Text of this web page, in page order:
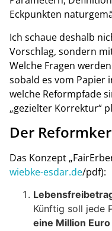
Eckpunkten
Ich schaue deshalb
Vorschlag, sondern
Welche Fragen
sobald es vom Papier
welche Reformpfade
„gezielter Korrektur“
Der
Das Konzept
wiebke-esdar.de/pdf):
Künftig soll jede
eine Million Euro